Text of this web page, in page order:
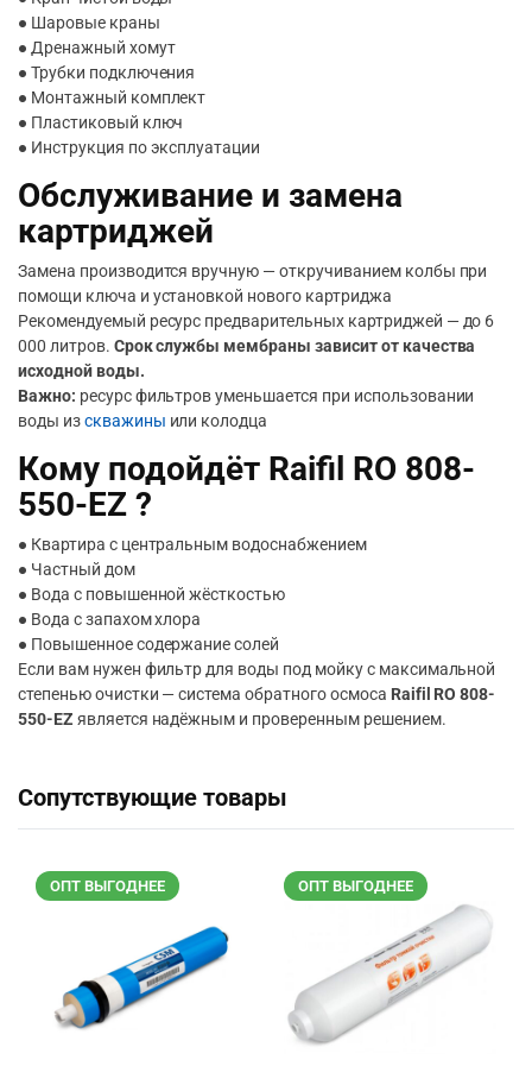
● Шаровые краны
● Дренажный хомут
● Трубки подключения
● Монтажный комплект
● Пластиковый ключ
● Инструкция по эксплуатации
Обслуживание и замена
картриджей
Замена производится вручную — откручиванием колбы при
помощи ключа и установкой нового картриджа
Рекомендуемый ресурс предварительных картриджей — до 6
000 литров. Срок службы мембраны зависит от качества
исходной воды.
Важно: ресурс фильтров уменьшается при использовании
воды изскважины или колодца
Кому подойдёт Raifil RO 808-
550-EZ ?
● Квартира с центральным водоснабжением
● Частный дом
● Вода с повышенной жёсткостью
● Вода с запахом хлора
● Повышенное содержание солей
Если вам нужен фильтр для воды под мойку с максимальной
степенью очистки — система обратного осмоса Raifil RO 808-
550-EZ является надёжным и проверенным решением.
Сопутствующие товары
ОПТ ВЫГОДНЕЕ ОПТ ВЫГОДНЕЕ